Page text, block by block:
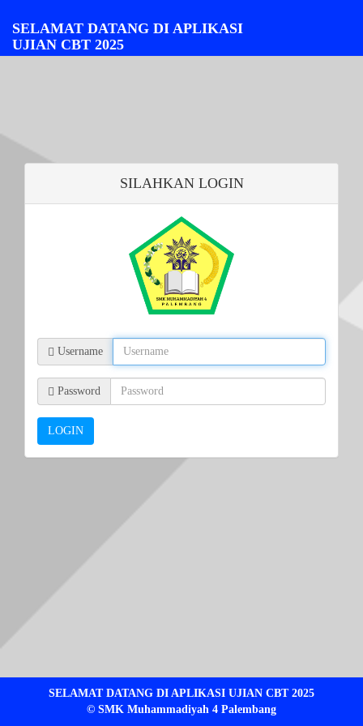
SELAMAT DATANG DI APLIKASI
UJIAN CBT 2025
SILAHKAN LOGIN
Username
Password
LOGIN
SELAMAT DATANG DI APLIKASI UJIAN CBT 2025
© SMK Muhammadiyah 4 Palembang